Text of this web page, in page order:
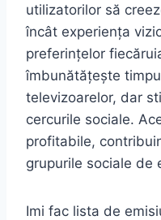
utilizatorilor să
încât experiența
preferințelor
îmbunătățește
televizoarelor, dar
cercurile sociale.
profitabile,
grupurile sociale de
Imi fac lista de